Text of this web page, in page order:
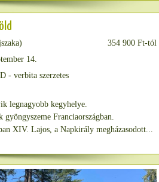
354 900 Ft-tól
14.
- verbita szerzetes
legnagyobb kegyhelye.
Franciaországban.
XIV. Lajos, a Napkirály megházasodott...